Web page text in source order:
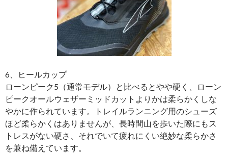
6、ヒールカップ
ローンピーク5（通常モデル）と比べるとやや硬く、ローン
ピークオールウェザーミッドカットよりかは柔らかくしな
やかに作られています。トレイルランニング用のシューズ
ほど柔らかくはありませんが、長時間山を歩いた際にもス
トレスがない硬さ、それでいて疲れにくい絶妙な柔らかさ
を兼ね備えています。